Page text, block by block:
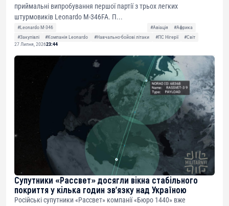
приймальні випробування першої партії з трьох легких
штурмовиків Leonardo M-346FA. П...
#Leonardo M-346 #Авіація
#Африка
#Закупівлі
#Компанія Leonardo #Навчально-бойові літаки #ПС Нігерії
#Світ
27 Липня, 202623:44
Супутники «Рассвет» досягли вікна стабільного
покриття у кілька годин зв’язку над Україною
Російські супутники «Рассвет» компанії «Бюро 1440» вже